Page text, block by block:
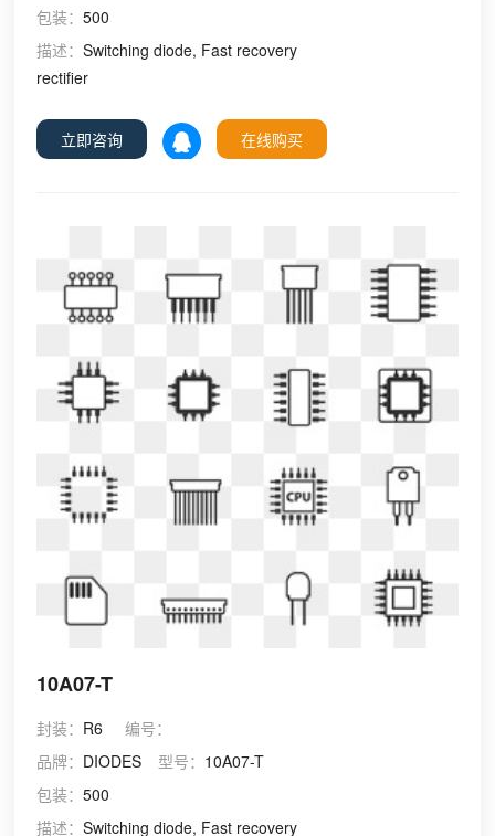
包装：500
描述：Switching diode, Fast recovery
rectifier
立即咨询 在线购买
10A07-T
封装： R6
编号：
品牌： DIODES 型号： 10A07-T
包装：500
描述：Switching diode, Fast recovery